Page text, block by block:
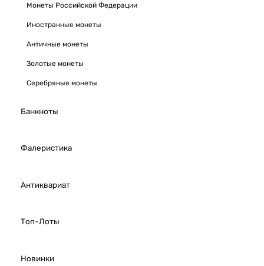
Монеты Российской Федерации
Иностранные монеты
Античные монеты
Золотые монеты
Серебряные монеты
Банкноты
Фалеристика
Антиквариат
Топ-Лоты
Новинки